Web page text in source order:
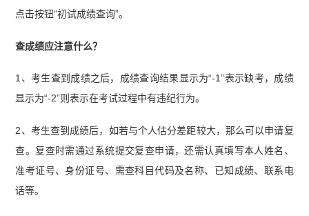
点击按钮“初试成绩查询”。
查成绩应注意什么？
1、考生查到成绩之后，成绩查询结果显示为“-1”表示缺考，成绩
显示为“-2”则表示在考试过程中有违纪行为。
2、考生查到成绩后，如若与个人估分差距较大，那么可以申请复
查。复查时需通过系统提交复查申请，还需认真填写本人姓名、
准考证号、身份证号、需查科目代码及名称、已知成绩、联系电
话等。